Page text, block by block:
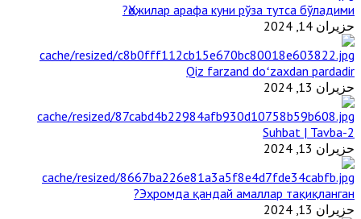
Ҳожилар арафа куни рўза тутса бўладими?
حزيران 14, 2024
Qiz farzand doʻzaxdan pardadir
حزيران 13, 2024
2-Suhbat | Tavba
حزيران 13, 2024
Эҳромда қандай амаллар тақиқланган?
حزيران 13, 2024